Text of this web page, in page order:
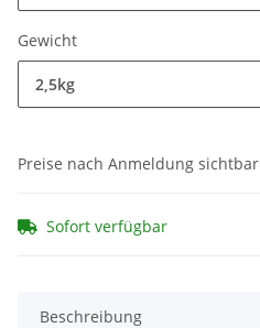
Gewicht
2,5kg
Preise nach Anmeldung sichtbar
Sofort verfügbar
Beschreibung